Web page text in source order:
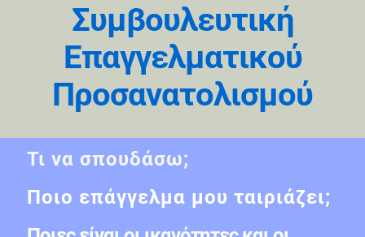
Συμβουλευτική
Επαγγελματικού
Προσανατολισμού
Τι να σπουδάσω;
Ποιο επάγγελμα μου ταιριάζει;